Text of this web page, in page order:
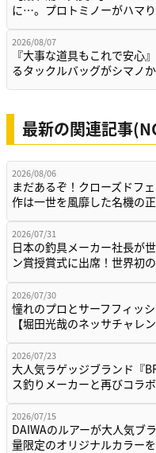
に…。プロトミノーがハマ
2026/08/07
『大事な道具もこれで安心
るタックルバッグがシマノ
最新の関連記事
2026/08/06
まだあるぞ！クローズドフ
作は一世を風靡した名機の
2026/07/31
日本の釣具メーカー社長が
ン賞授賞式に出席！世界初
2026/07/30
憧れのプロとサーフフィッ
【堀田光哉のネッサチャレ
2026/07/23
大人気ラゲッジブランド『
ス釣りメーカーと再びコラ
2026/07/15
DAIWAのルアーが大人気ブ
量限定のオリジナルカラー